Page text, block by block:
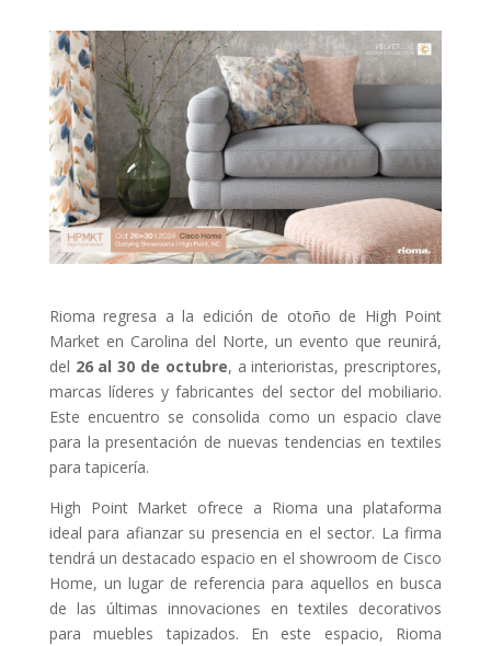
Rioma regresa a la edición de otoño de High Point
Market en Carolina del Norte, un evento que reunirá,
del 26 al 30 de octubre, a interioristas, prescriptores,
marcas líderes y fabricantes del sector del mobiliario.
Este encuentro se consolida como un espacio clave
para la presentación de nuevas tendencias en textiles
para tapicería.
High Point Market ofrece a Rioma una plataforma
ideal para afianzar su presencia en el sector. La firma
tendrá un destacado espacio en el showroom de Cisco
Home, un lugar de referencia para aquellos en busca
de las últimas innovaciones en textiles decorativos
para muebles tapizados. En este espacio, Rioma